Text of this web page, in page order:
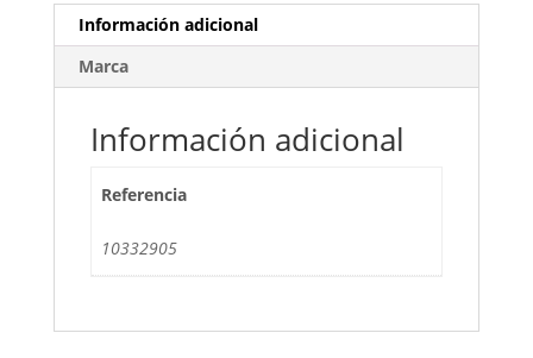
Información adicional
Marca
Información adicional
Referencia
10332905